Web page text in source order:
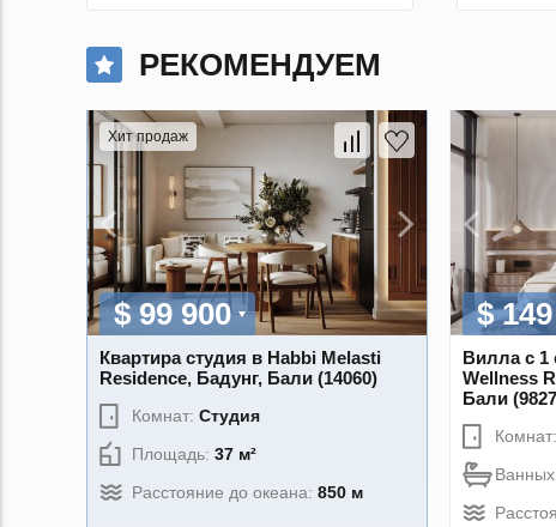
РЕКОМЕНДУЕМ
Хит продаж
$ 99 900
Квартира студия в Habbi Melasti
Residence, Бадунг, Бали (14060)
Комнат: Студия
Площадь: 37 м²
Расстояние до океана: 850 м
$
Вилла с 1
Wellness
Бали
Комнат: